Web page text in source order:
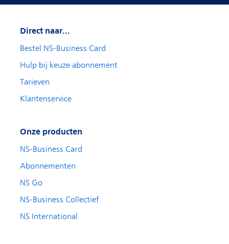
Direct naar...
Bestel NS-Business Card
Hulp bij keuze abonnement
Tarieven
Klantenservice
Onze producten
NS-Business Card
Abonnementen
NS Go
NS-Business Collectief
NS International